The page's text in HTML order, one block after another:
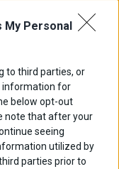
My Personal
to third parties, or
information for
below opt-out
note that after your
seeing
utilized by
parties prior to